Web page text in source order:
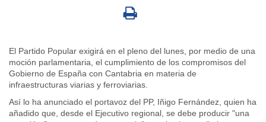
El Partido Popular exigirá en el pleno del lunes, por medio de una
moción parlamentaria, el cumplimiento de los compromisos del
Gobierno de España con Cantabria en materia de
infraestructuras viarias y ferroviarias.
Así lo ha anunciado el portavoz del PP, Iñigo Fernández, quien ha
añadido que, desde el Ejecutivo regional, se debe producir "una